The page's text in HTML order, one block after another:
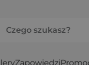
Zapowiedzi